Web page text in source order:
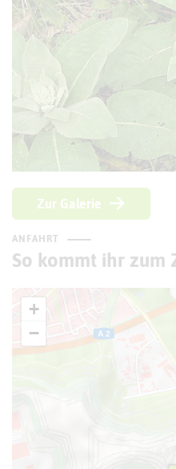
Zur Galerie
ANFAHRT
So kommt ihr zum
+
−